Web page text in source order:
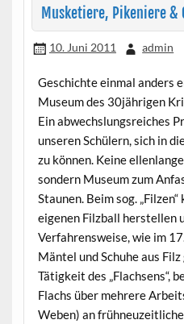
Musketiere, Pikeniere &
10. Juni 2011 admin
Geschichte einmal anders
Museum des 30jährigen
Ein abwechslungsreiches
unseren Schülern, sich in
zu können. Keine
sondern Museum zum
Staunen. Beim sog.
eigenen Filzball herstellen
Verfahrensweise, wie im
Mäntel und Schuhe aus
Tätigkeit des „Flachsens“,
Flachs über mehrere
Weben) an